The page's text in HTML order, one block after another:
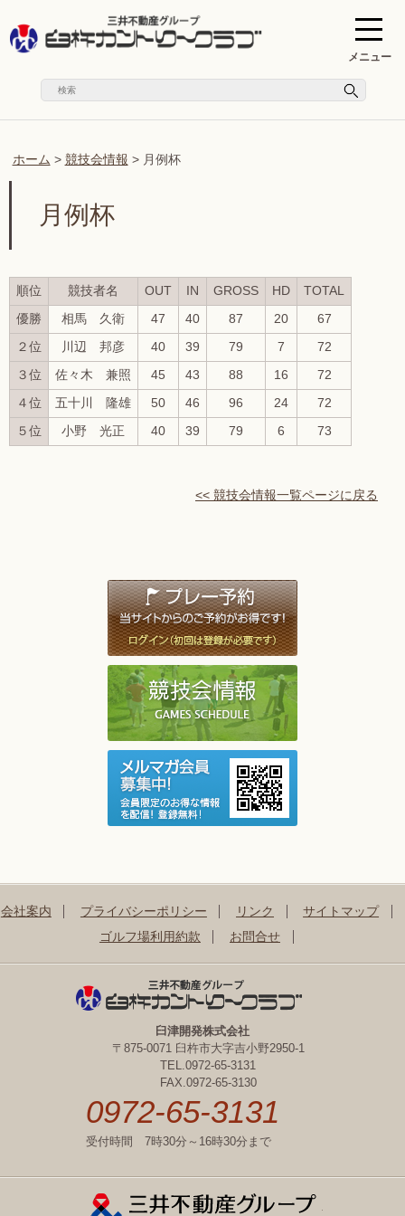
メニュー
ホーム > 競技会情報 > 月例杯
月例杯
順位 競技者名 OUT IN GROSS HD TOTAL
優勝 相馬 久衛 47 40 87 20 67
２位 川辺 邦彦 40 39 79 7 72
３位 佐々木 兼照 45 43 88 16 72
４位 五十川 隆雄 50 46 96 24 72
５位 小野 光正 40 39 79 6 73
<< 競技会情報一覧ページに戻る
会社案内 プライバシーポリシー リンク
サイトマップ
ゴルフ場利用約款
お問合せ
臼津開発株式会社
〒875-0071 臼杵市大字吉小野2950-1
TEL.0972-65-3131
FAX.0972-65-3130
0972-65-3131
受付時間 7時30分～16時30分まで